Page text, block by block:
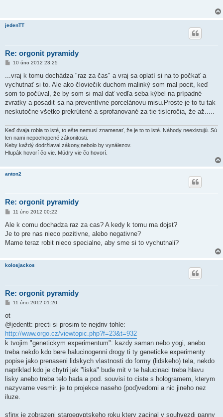
e
k
jedenTT
Re: orgonit pyramidy
P
í
p
ě
e
k
10 úno 2012 23:25
...vraj k tomu dochádza "raz za čas" a vraj sa oplatí si na to počkať a
vychutnať si to. Ale ako človiečik duchom malinký som mal pocit, keď
som to počúval, že by som si mal dať vedľa seba kýbel na prípadné
zvratky a posadiť sa na preventívne porcelánovu misu.Proste je to tu tak
neskutočne všetko prekrútené a sprofanované za tie tisícročia, že až.....
Keď dvaja robia to isté, to ešte nemusí znamenať, že je to to isté. Náhody neexistujú. Sú
len nami nepochopené zákonitosti.
Keby každý dodržiaval zákony,nebolo by vynálezov.
Hlupák hovorí čo vie. Múdry vie čo hovorí.
anton2
Re: orgonit pyramidy
P
í
p
ě
k
11 úno 2012 00:22
Ale k comu dochadza raz za cas? A kedy k tomu ma dojst?
Je to pre nas nieco pozitivne, alebo negativne?
Mame teraz robit nieco specialne, aby sme si to vychutnali?
kolosjackos
Re: orgonit pyramidy
P
p
ě
v
e
k
11 úno 2012 01:20
ot
@jedentt: precti si prosim te nejdriv tohle:
http://www.orgo.cz/viewtopic.php?f=23&t=932
k tvojim "genetickym experimentum": kazdy saman nebo yogi, anebo
treba nekdo kdo bere halucinogenni drogy ti ty geneticke experimenty
popise jako prenaseni lidskych vlastnosti do formy (lidskeho) tela, nekdo
napriklad kdo je chytri jak "liska" bude mit v te halucinaci treba hlavu
lisky anebo treba telo hada a pod. souvisi to ciste s hologramem, kterym
nazyvame vesmir. je to projekce naseho (pod)vedomi a nic jineho nez
iluze.
sfinx je zobrazeni staroegyptskeho roku ktery zacinal v souhvezdi panny